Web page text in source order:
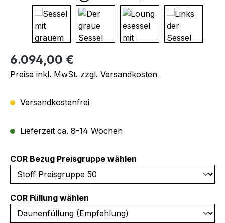
Regulärer Preis:
6.094,00 €
Preise inkl. MwSt. zzgl. Versandkosten
Versandkostenfrei
Lieferzeit ca. 8-14 Wochen
COR Bezug Preisgruppe wählen
COR Füllung wählen